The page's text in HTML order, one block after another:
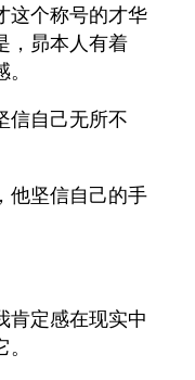
这个称号的才华
，昴本人有着
信自己无所不
他坚信自己的手
肯定感在现实中